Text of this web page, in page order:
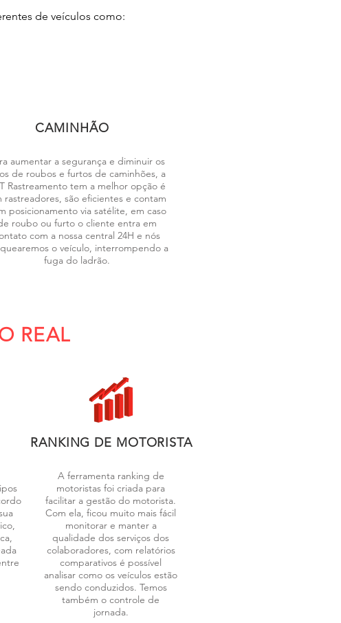
de veículos como:
CAMINHÃO
aumentar a segurança e diminuir os
de roubos e furtos de caminhões, a
Rastreamento tem a melhor opção é
rastreadores, são eficientes e contam
posicionamento via satélite, em caso
roubo ou furto o cliente entra em
com a nossa central 24H e nós
o veículo, interrompendo a
fuga do ladrão.
REAL
RANKING DE MOTORISTA
A ferramenta ranking de
motoristas foi criada para
facilitar a gestão do motorista.
Com ela, ficou muito mais fácil
monitorar e manter a
qualidade dos serviços dos
colaboradores, com relatórios
comparativos é possível
analisar como os veículos estão
sendo conduzidos. Temos
também o controle de
jornada.